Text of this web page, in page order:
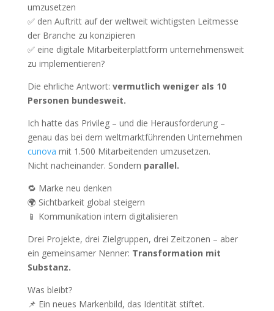
umzusetzen
✅ den Auftritt auf der weltweit wichtigsten Leitmesse
der Branche zu konzipieren
✅ eine digitale Mitarbeiterplattform unternehmensweit
zu implementieren?
Die ehrliche Antwort: vermutlich weniger als 10
Personen bundesweit.
Ich hatte das Privileg – und die Herausforderung –
genau das bei dem weltmarktführenden Unternehmen
cunova mit 1.500 Mitarbeitenden umzusetzen.
Nicht nacheinander. Sondern parallel.
🔁 Marke neu denken
🌍 Sichtbarkeit global steigern
📱 Kommunikation intern digitalisieren
Drei Projekte, drei Zielgruppen, drei Zeitzonen – aber
ein gemeinsamer Nenner: Transformation mit
Substanz.
Was bleibt?
📌 Ein neues Markenbild, das Identität stiftet.